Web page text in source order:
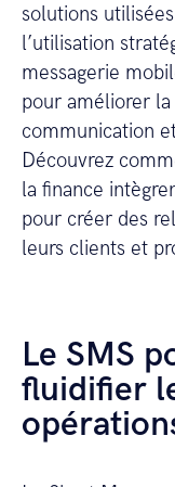
solutions
l’utilisation
messagerie
pour améliorer
communication
Découvrez
la finance
pour créer des
leurs clients et
Le SMS
fluidifier